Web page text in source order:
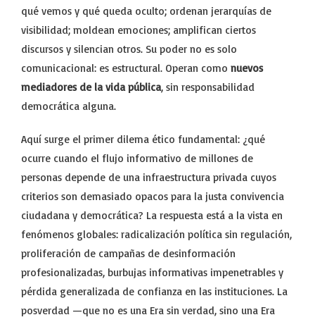
qué vemos y qué queda oculto; ordenan jerarquías de
visibilidad; moldean emociones; amplifican ciertos
discursos y silencian otros. Su poder no es solo
comunicacional: es estructural. Operan como nuevos
mediadores de la vida pública, sin responsabilidad
democrática alguna.
Aquí surge el primer dilema ético fundamental: ¿qué
ocurre cuando el flujo informativo de millones de
personas depende de una infraestructura privada cuyos
criterios son demasiado opacos para la justa convivencia
ciudadana y democrática? La respuesta está a la vista en
fenómenos globales: radicalización política sin regulación,
proliferación de campañas de desinformación
profesionalizadas, burbujas informativas impenetrables y
pérdida generalizada de confianza en las instituciones. La
posverdad —que no es una Era sin verdad, sino una Era